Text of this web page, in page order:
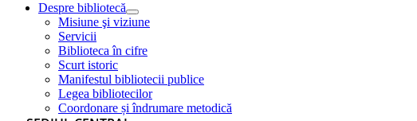
Despre bibliotecă
Misiune şi viziune
Servicii
Biblioteca în cifre
Scurt istoric
Manifestul bibliotecii publice
Legea bibliotecilor
Coordonare și îndrumare metodică